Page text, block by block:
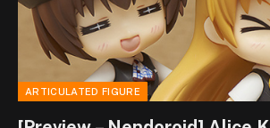
ARTICULATED FIGURE